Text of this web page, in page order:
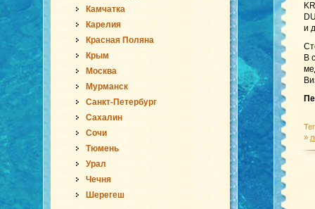
Камчатка
Карелия
Красная Поляна
Крым
Москва
Мурманск
Санкт-Петербург
Сахалин
Сочи
Тюмень
Урал
Чечня
Шерегеш
и
В
»